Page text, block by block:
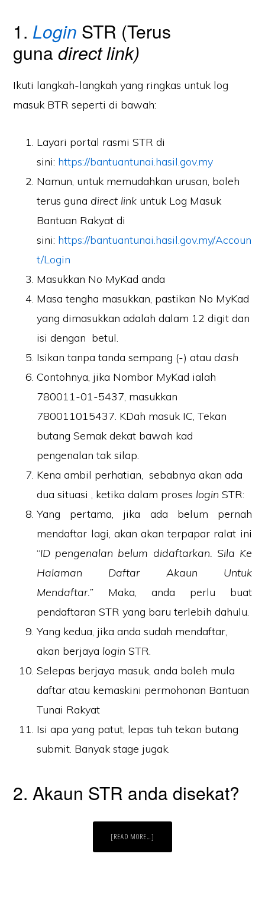
1. Login STR (Terus
gunadirect link)
Ikuti langkah-langkah yang ringkas untuk log
masuk BTR seperti di bawah:
Layari portal rasmi STR di
sini: https://bantuantunai.hasil.gov.my
Namun, untuk memudahkan urusan, boleh
terus guna direct link untuk Log Masuk
Bantuan Rakyat di
sini: https://bantuantunai.hasil.gov.my/Accoun
t/Login
Masukkan No MyKad anda
Masa tengha masukkan, pastikan No MyKad
yang dimasukkan adalah dalam 12 digit dan
isi dengan betul.
Isikan tanpa tanda sempang (-) atau dash
Contohnya, jika Nombor MyKad ialah
780011-01-5437, masukkan
780011015437. KDah masuk IC, Tekan
butang Semak dekat bawah kad
pengenalan tak silap.
Kena ambil perhatian, sebabnya akan ada
dua situasi , ketika dalam proses login STR:
Yang pertama, jika ada belum pernah
mendaftar lagi, akan akan terpapar ralat ini
“ID pengenalan belum didaftarkan. Sila Ke
Halaman Daftar Akaun Untuk
Mendaftar.” Maka, anda perlu buat
pendaftaran STR yang baru terlebih dahulu.
Yang kedua, jika anda sudah mendaftar,
akan berjaya login STR.
Selepas berjaya masuk, anda boleh mula
daftar atau kemaskini permohonan Bantuan
Tunai Rakyat
Isi apa yang patut, lepas tuh tekan butang
submit. Banyak stage jugak.
2. Akaun STR anda disekat?
[READ MORE…]
NAK